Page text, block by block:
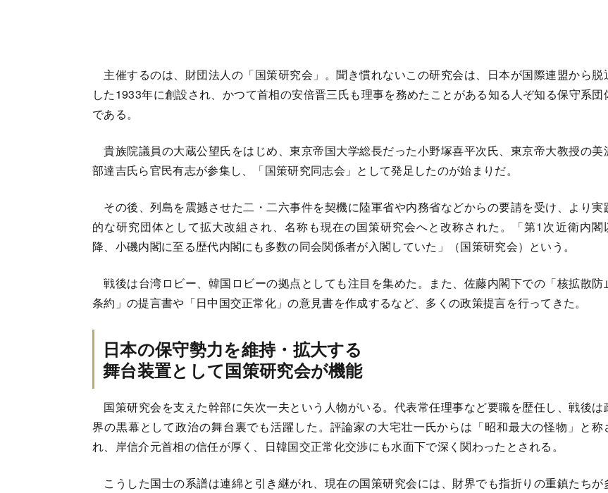
主催するのは、財団法人の「国策研究会」。聞き慣れないこの研究会は、日本が国際連盟から脱
した1933年に創設され、かつて首相の安倍晋三氏も理事を務めたことがある知る人ぞ知る保守系団
である。
貴族院議員の大蔵公望氏をはじめ、東京帝国大学総長だった小野塚喜平次氏、東京帝大教授の美
部達吉氏ら官民有志が参集し、「国策研究同志会」として発足したのが始まりだ。
その後、列島を震撼させた二・二六事件を契機に陸軍省や内務省などからの要請を受け、より実
的な研究団体として拡大改組され、名称も現在の国策研究会へと改称された。「第1次近衛内閣
降、小磯内閣に至る歴代内閣にも多数の同会関係者が入閣していた」（国策研究会）という。
戦後は台湾ロビー、韓国ロビーの拠点としても注目を集めた。また、佐藤内閣下での「核拡散防
条約」の提言書や「日中国交正常化」の意見書を作成するなど、多くの政策提言を行ってきた。
日本の保守勢力を維持・拡大する
舞台装置として国策研究会が機能
国策研究会を支えた幹部に矢次一夫という人物がいる。代表常任理事など要職を歴任し、戦後は
界の黒幕として政治の舞台裏でも活躍した。評論家の大宅壮一氏からは「昭和最大の怪物」と称
れ、岸信介元首相の信任が厚く、日韓国交正常化交渉にも水面下で深く関わったとされる。
こうした国士の系譜は連綿と引き継がれ、現在の国策研究会には、財界でも指折りの重鎮たちが